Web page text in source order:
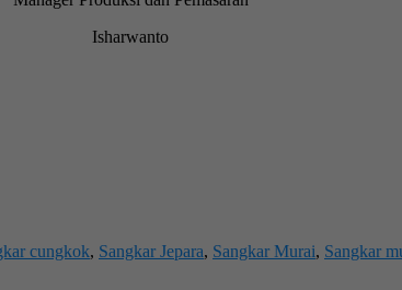
Isharwanto
cungkok, Sangkar Jepara, Sangkar Murai, Sangkar